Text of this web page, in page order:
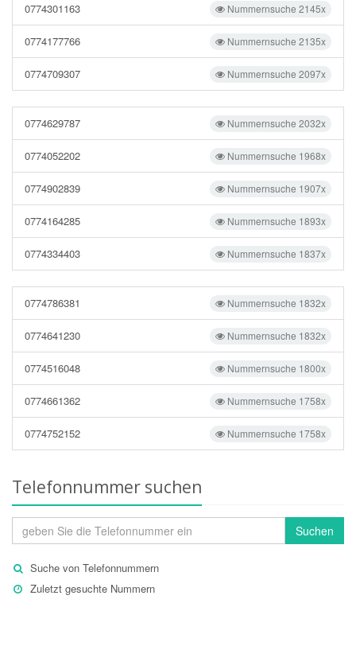
Nummernsuche 2145x
0774301163
Nummernsuche 2135x
0774177766
Nummernsuche 2097x
0774709307
Nummernsuche 2032x
0774629787
Nummernsuche 1968x
0774052202
Nummernsuche 1907x
0774902839
Nummernsuche 1893x
0774164285
Nummernsuche 1837x
0774334403
Nummernsuche 1832x
0774786381
Nummernsuche 1832x
0774641230
Nummernsuche 1800x
0774516048
Nummernsuche 1758x
0774661362
Nummernsuche 1758x
0774752152
Telefonnummer suchen
Suchen
Suche von Telefonnummern
Zuletzt gesuchte Nummern